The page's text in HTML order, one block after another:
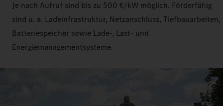
Je nach Aufruf sind bis zu 500 €/kW möglich. Förderfähig
sind u. a. Ladeinfrastruktur, Netzanschluss, Tiefbauarbeiten,
Batteriespeicher sowie Lade-, Last- und
Energiemanagementsysteme.